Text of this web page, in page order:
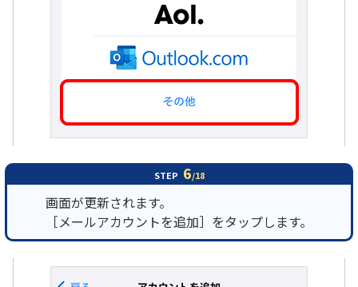
STEP 6/18
画面が更新されます。
［メールアカウントを追加］をタップします。